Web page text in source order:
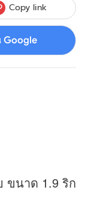
Copy link
Google
ขนาด 1.9 ริก